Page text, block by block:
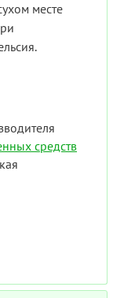
месте
средств